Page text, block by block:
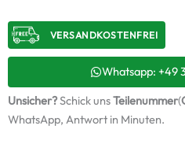
9636483280
/
039TC16038000
Montagesatz
Menge
VERSANDKOSTENFREI​
Whatsapp: +49
Unsicher?Schick unsTeilenummer(
WhatsApp, Antwort in Minuten.